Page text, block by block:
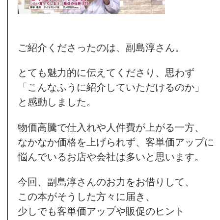
ご紹介くださったのは、副島淳さん。
とても魅力的に伝えてくださり、思わず
「こんなふうに紹介していただけるのか」
と感動しました。
物価高騰で仕入れや人件費が上がる一方、
なかなか価格を上げられず、客単価アップに
悩んでいるお店や会社は多いと思います。
今回、副島淳さんのお力をお借りして、
この本がそうした方々に届き、
少しでも客単価アップや販促のヒント